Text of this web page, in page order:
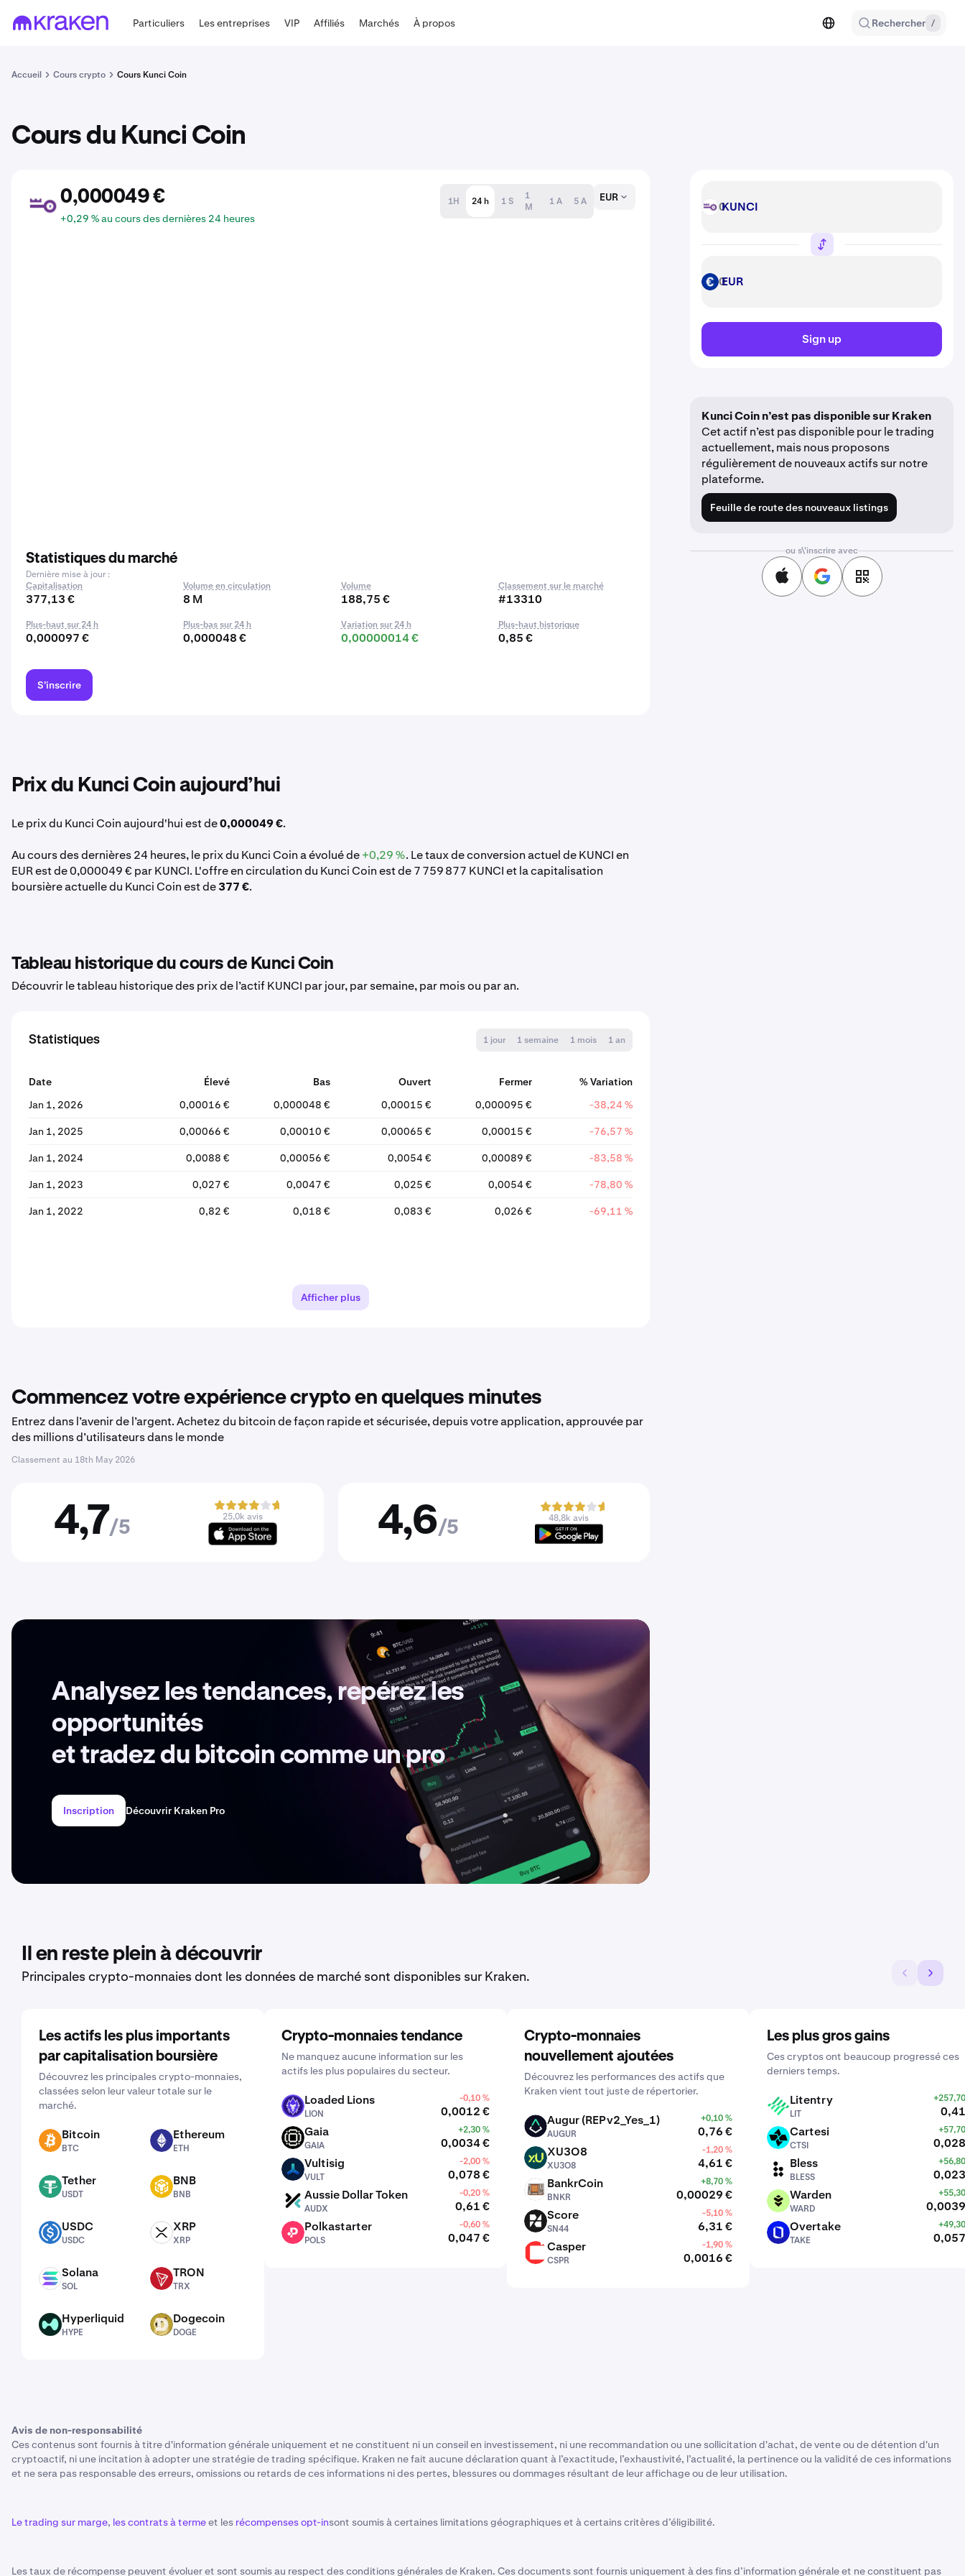
Particuliers Les entreprises VIP Affiliés Marchés À propos Rechercher /
Accueil Cours crypto Cours Kunci Coin
Cours du Kunci Coin
KUNCI 0,000049 €
+0,29 % au cours des dernières 24 heures
1H 24 h 1 S
1
M
1 A 5 A EUR
Statistiques du marché
Dernière mise à jour :
Capitalisation
377,13 €
Volume en circulation
8 M
Volume
188,75 €
Classement sur le marché
#13310
Plus-haut sur 24 h
0,000097 €
Plus-bas sur 24 h
0,000048 €
Variation sur 24 h
0,00000014 €
Plus-haut historique
0,85 €
S'inscrire
Prix du Kunci Coin aujourd’hui
Le prix du Kunci Coin aujourd'hui est de0,000049 €.
Au cours des dernières 24 heures, le prix du Kunci Coin a évolué de+0,29 %. Le taux de conversion actuel de KUNCI en
EUR est de 0,000049 € par KUNCI. L'offre en circulation du Kunci Coin est de 7 759 877 KUNCI et la capitalisation
boursière actuelle du Kunci Coin est de377 €.
Tableau historique du cours de Kunci Coin
Découvrir le tableau historique des prix de l’actif KUNCI par jour, par semaine, par mois ou par an.
Statistiques 1 jour 1 semaine 1 mois 1 an
Date Élevé Bas Ouvert Fermer
% Variation
Jan 1, 2026
0,00016 € 0,000048 € 0,00015 € 0,000095 € -38,24 %
Jan 1, 2025 0,00066 € 0,00010 € 0,00065 € 0,00015 € -76,57 %
Jan 1, 2024 0,0088 € 0,00056 € 0,0054 € 0,00089 € -83,58 %
Jan 1, 2023 0,027 € 0,0047 € 0,025 € 0,0054 € -78,80 %
Jan 1, 2022 0,82 € 0,018 € 0,083 € 0,026 € -69,11 %
Afficher plus
Commencez votre expérience crypto en quelques minutes
Entrez dans l’avenir de l’argent. Achetez du bitcoin de façon rapide et sécurisée, depuis votre application, approuvée par
des millions d’utilisateurs dans le monde
Classement au 18th May 2026
4,7/5
25,0k avis 4,6/5
48,8k avis
Analysez les tendances, repérez les
opportunités
et tradez du bitcoin comme un pro
Inscription Découvrir Kraken Pro
KUNCI KUNCI
EUR EUR
Sign up
Kunci Coin n’est pas disponible sur Kraken
Cet actif n’est pas disponible pour le trading
actuellement, mais nous proposons
régulièrement de nouveaux actifs sur notre
plateforme.
Feuille de route des nouveaux listings
ou s\'inscrire avec
Il en reste plein à découvrir
Principales crypto-monnaies dont les données de marché sont disponibles sur Kraken.
Les actifs les plus importants
par capitalisation boursière
Découvrez les principales crypto-monnaies,
classées selon leur valeur totale sur le
marché.
BTC Bitcoin
BTC
ETH Ethereum
ETH
USDT Tether
USDT
BNB BNB
BNB
USDC USDC
USDC
XRP XRP
XRP
SOL Solana
SOL
TRX TRON
TRX
HYPE Hyperliquid
HYPE
DOGE Dogecoin
DOGE
Crypto-monnaies tendance
Ne manquez aucune information sur les
actifs les plus populaires du secteur.
LION Loaded Lions
LION
-0,10 %
0,0012 €
Gaia
GAIA
+2,30 %
0,0034 €
VULT Vultisig
VULT
-2,00 %
0,078 €
AUDX Aussie Dollar Token
AUDX
-0,20 %
0,61 €
POLS Polkastarter
POLS
-0,60 %
0,047 €
Crypto-monnaies
nouvellement ajoutées
Découvrez les performances des actifs que
Kraken vient tout juste de répertorier.
AUGUR Augur (REPv2_Yes_1)
AUGUR
+0,10 %
0,76 €
XU3O8 XU3O8
XU3O8
-1,20 %
4,61 €
BNKR BankrCoin
BNKR
+8,70 %
0,00029 €
SN44 Score
SN44
-5,10 %
6,31 €
Casper
CSPR
-1,90 %
0,0016 €
Les plus gros gains
Ces cryptos ont beaucoup progressé ces
derniers temps.
LIT Litentry
LIT
CTSI Cartesi
CTSI
BLESS Bless
BLESS
WARD Warden
WARD
Overtake
TAKE
Avis de non-responsabilité
Ces contenus sont fournis à titre d'information générale uniquement et ne constituent ni un conseil en investissement, ni une recommandation ou une sollicitation d'achat, de vente ou de détention d'un
cryptoactif, ni une incitation à adopter une stratégie de trading spécifique. Kraken ne fait aucune déclaration quant à l’exactitude, l’exhaustivité, l’actualité, la pertinence ou la validité de ces informations
et ne sera pas responsable des erreurs, omissions ou retards de ces informations ni des pertes, blessures ou dommages résultant de leur affichage ou de leur utilisation.
Le trading sur marge, les contrats à termeet les récompenses opt-insont soumis à certaines limitations géographiques et à certains critères d’éligibilité.
Les taux de récompense peuvent évoluer et sont soumis au respect des conditions générales de Kraken. Ces documents sont fournis uniquement à des fins d’information générale et ne constituent pas